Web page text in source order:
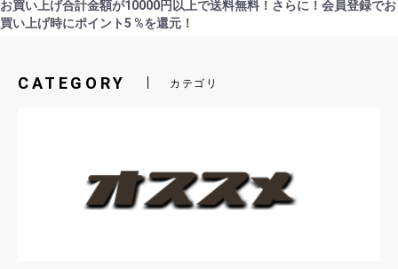
お買い上げ合計金額が10000円以上で送料無料！さらに！会員登録でお
買い上げ時にポイント5 %を還元！
CATEGORY カテゴリ